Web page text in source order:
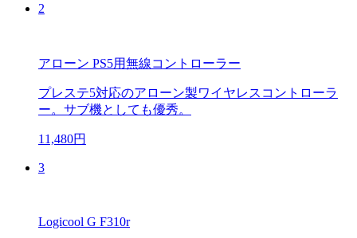
2
アローン PS5用無線コントローラー
プレステ5対応のアローン製ワイヤレスコントローラ
ー。サブ機としても優秀。
11,480円
3
Logicool G F310r